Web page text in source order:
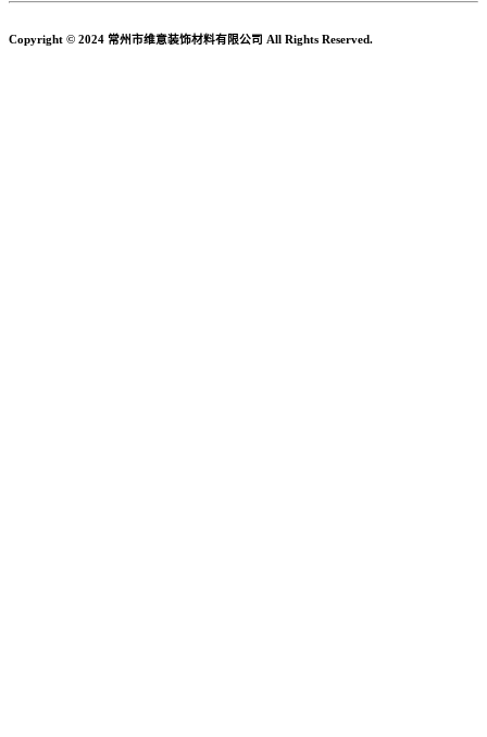
Copyright © 2024 常州市维意装饰材料有限公司 All Rights Reserved.